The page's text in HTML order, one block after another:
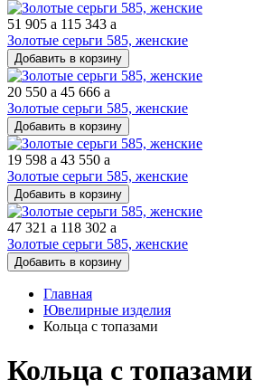
51 905 a 115 343 a
Золотые серьги 585, женские
Добавить в корзину
20 550 a 45 666 a
Золотые серьги 585, женские
Добавить в корзину
19 598 a 43 550 a
Золотые серьги 585, женские
Добавить в корзину
47 321 a 118 302 a
Золотые серьги 585, женские
Добавить в корзину
Главная
Ювелирные изделия
Кольца с топазами
Кольца с топазами